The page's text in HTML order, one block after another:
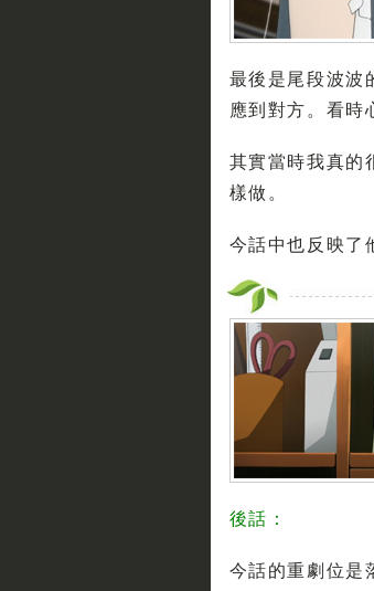
最後是尾段波波
應到對方。看時
其實當時我真的
樣做。
今話中也反映了
後話：
今話的重劇位是